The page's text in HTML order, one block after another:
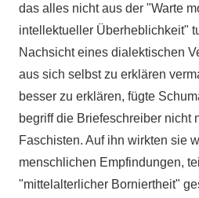
das alles nicht aus der "Warte
intellektueller Überheblichkeit"
Nachsicht eines dialektischen
aus sich selbst zu erklären
besser zu erklären, fügte
begriff die Briefeschreiber nicht
Faschisten. Auf ihn wirkten sie
menschlichen Empfindungen,
"mittelalterlicher Borniertheit"